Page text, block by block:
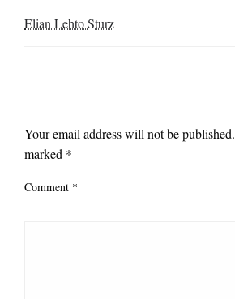
Elian Lehto Sturz
Your email address will not be published.
marked *
Comment *